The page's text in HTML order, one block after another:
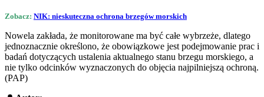
Zobacz: NIK: nieskuteczna ochrona brzegów morskich
Nowela zakłada, że monitorowane ma być całe wybrzeże, dlatego
jednoznacznie określono, że obowiązkowe jest podejmowanie prac i
badań dotyczących ustalenia aktualnego stanu brzegu morskiego, a
nie tylko odcinków wyznaczonych do objęcia najpilniejszą ochroną.
(PAP)